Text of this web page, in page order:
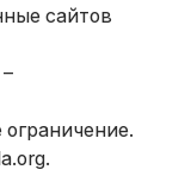
сайтов
.